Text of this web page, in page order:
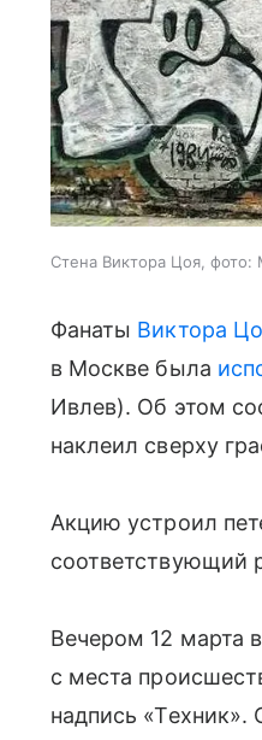
Стена Виктора Цоя, фото:
Фанаты Виктора
в Москве была
Ивлев). Об этом
наклеил сверху
Акцию устроил
соответствующий
Вечером 12 марта
с места
надпись «Техник».